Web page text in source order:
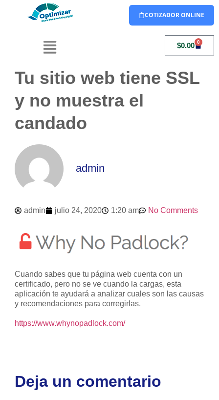
COTIZADOR ONLINE
$0.00 0
Tu sitio web tiene SSL
y no muestra el
candado
admin
admin julio 24, 2020 1:20 am No Comments
Cuando sabes que tu página web cuenta con un
certificado, pero no se ve cuando la cargas, esta
aplicación te ayudará a analizar cuales son las causas
y recomendaciones para corregirlas.
https://www.whynopadlock.com/
Deja un comentario